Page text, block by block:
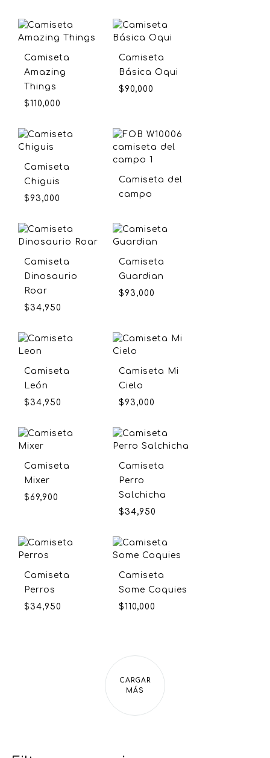
Camiseta
Amazing
Things
$110,000
Camiseta
Básica Oqui
$ 90,000
Camiseta
Chiguis
$ 93,000
Camiseta del
campo
Camiseta
Dinosaurio
Roar
$ 34,950
Camiseta
Guardian
$ 93,000
Camiseta
León
$ 34,950
Camiseta Mi
Cielo
$ 93,000
Camiseta
Mixer
$69,900
Camiseta
Perro
Salchicha
$ 34,950
Camiseta
Perros
$ 34,950
Camiseta
Some Coquies
$110,000
CARGAR
MÁS